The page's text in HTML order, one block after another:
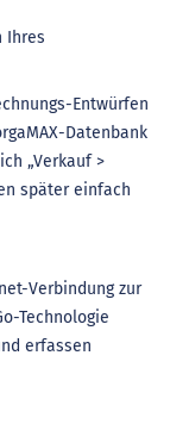
Ihres
Entwürfen
Datenbank
„Verkauf >
später einfach
Verbindung zur
Technologie
erfassen